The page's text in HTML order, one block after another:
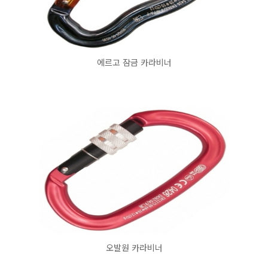
에르고 잠금 카라비너
오발원 카라비너